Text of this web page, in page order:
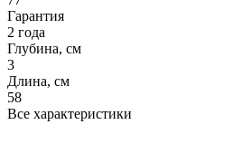
Гарантия
2 года
Глубина, см
3
Длина, см
58
Все характеристики